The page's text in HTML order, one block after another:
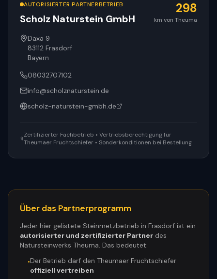
AUTORISIERTER PARTNERBETRIEB
Scholz Naturstein GmbH
298
km von Theuma
Daxa 9
83112 Frasdorf
Bayern
08032707102
info@scholznaturstein.de
scholz-naturstein-gmbh.de
Zertifizierter Fachbetrieb • Vertriebsberechtigung für
Theumaer Fruchtschiefer • Sonderkonditionen bei Bestellung
Über das Partnerprogramm
Jeder hier gelistete Steinmetzbetrieb in Frasdorf ist ein
autorisierter und zertifizierter Partner des
Natursteinwerks Theuma. Das bedeutet:
•Der Betrieb darf den Theumaer Fruchtschiefer
offiziell vertreiben